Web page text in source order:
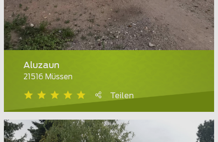
Aluzaun
21516 Müssen
Teilen